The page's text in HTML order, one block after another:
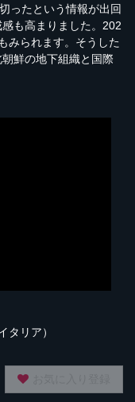
ったという情報が出回
も高まりました。202
みられます。そうした
鮮の地下組織と国際
タリア）